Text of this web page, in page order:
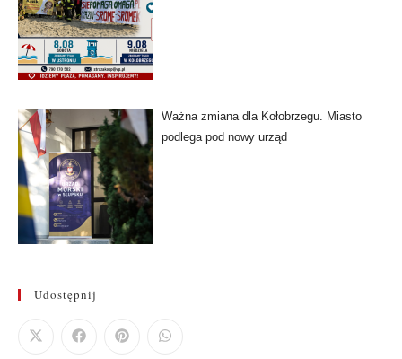
Ważna zmiana dla Kołobrzegu. Miasto
podlega pod nowy urząd
Udostępnij